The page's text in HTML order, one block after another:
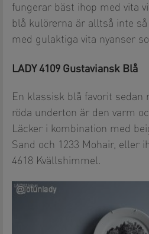
fungerar bäst ihop med vita
blå kulörerna är alltså inte
med gulaktiga vita nyanser
LADY 4109 Gustaviansk Blå
En klassisk blå favorit sedan
röda underton är den varm
Läcker i kombination med
Sand och 1233 Mohair, eller
4618 Kvällshimmel.